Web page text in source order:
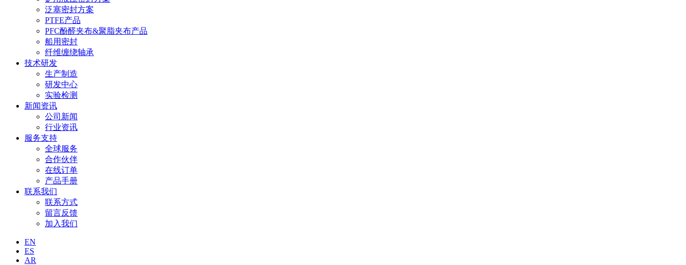
泛塞密封方案
PTFE产品
PFC酚醛夹布&聚脂夹布产品
船用密封
纤维缠绕轴承
技术研发
生产制造
研发中心
实验检测
新闻资讯
公司新闻
行业资讯
服务支持
全球服务
合作伙伴
在线订单
产品手册
联系我们
联系方式
留言反馈
加入我们
EN
ES
AR